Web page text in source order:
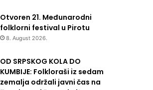
Otvoren 21. Međunarodni
folklorni festival u Pirotu
8. August 2026.
OD SRPSKOG KOLA DO
KUMBIJE: Folkloraši iz sedam
zemalja održali javni čas na